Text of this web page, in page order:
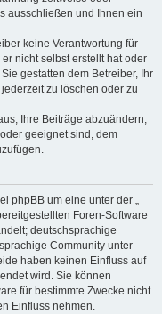
ausschließen und Ihnen ein
keine Verantwortung für
nicht selbst erstellt hat oder
gestatten dem Betreiber, Ihr
zu löschen oder zu
Ihre Beiträge abzuändern,
geeignet sind, dem
phpBB um eine unter der „
Foren-Software
deutschsprachige
Community unter
haben keinen Einfluss auf
wird. Sie können
für bestimmte Zwecke nicht
Einfluss nehmen.